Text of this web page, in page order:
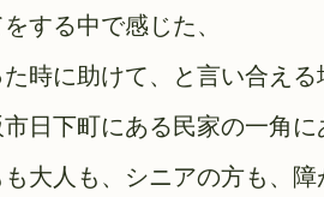
する中で感じた、
た時に助けて、と言い合え
日下町にある民家の一角に
大人も、シニアの方も、障